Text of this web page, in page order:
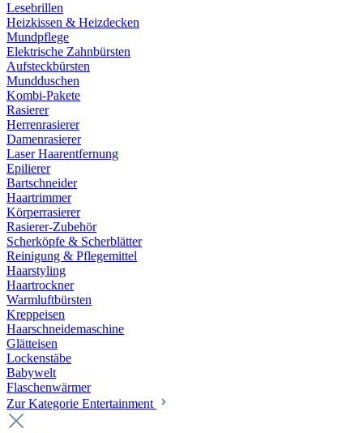
Lesebrillen
Heizkissen & Heizdecken
Mundpflege
Elektrische Zahnbürsten
Aufsteckbürsten
Mundduschen
Kombi-Pakete
Rasierer
Herrenrasierer
Damenrasierer
Laser Haarentfernung
Epilierer
Bartschneider
Haartrimmer
Körperrasierer
Rasierer-Zubehör
Scherköpfe & Scherblätter
Reinigung & Pflegemittel
Haarstyling
Haartrockner
Warmluftbürsten
Kreppeisen
Haarschneidemaschine
Glätteisen
Lockenstäbe
Babywelt
Flaschenwärmer
Zur Kategorie Entertainment